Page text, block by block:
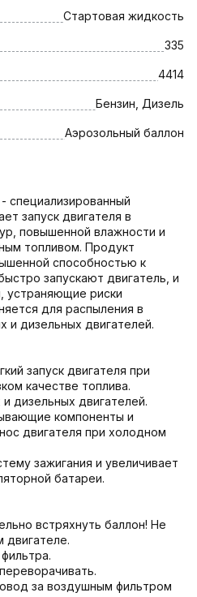
Стартовая жидкость
335
4414
Бензин, Дизель
Аэрозольный баллон
- специализированный
запуск двигателя в
повышенной влажности и
топливом. Продукт
способностью к
запускают двигатель, и
устраняющие риски
для распыления в
и дизельных двигателей.
запуск двигателя при
качестве топлива.
дизельных двигателей.
компоненты и
двигателя при холодном
зажигания и увеличивает
батареи.
встряхнуть баллон! Не
за воздушным фильтром